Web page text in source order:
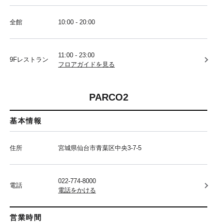
全館 10:00 - 20:00
9Fレストラン
11:00 - 23:00
フロアガイドを見る
PARCO2
基本情報
住所 宮城県仙台市青葉区中央3-7-5
電話
022-774-8000
電話をかける
営業時間